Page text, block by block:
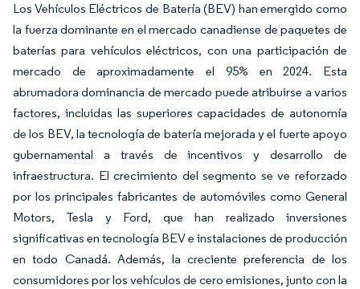
Los Vehículos Eléctricos de Batería (BEV) han emergido como
la fuerza dominante en el mercado canadiense de paquetes de
baterías para vehículos eléctricos, con una participación de
mercado de aproximadamente el 95% en 2024. Esta
abrumadora dominancia de mercado puede atribuirse a varios
factores, incluidas las superiores capacidades de autonomía
de los BEV, la tecnología de batería mejorada y el fuerte apoyo
gubernamental a través de incentivos y desarrollo de
infraestructura. El crecimiento del segmento se ve reforzado
por los principales fabricantes de automóviles como General
Motors, Tesla y Ford, que han realizado inversiones
significativas en tecnología BEV e instalaciones de producción
en todo Canadá. Además, la creciente preferencia de los
consumidores por los vehículos de cero emisiones, junto con la